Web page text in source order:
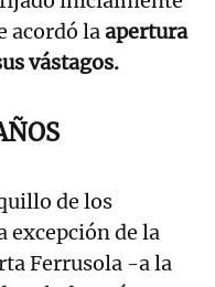
acordó laapertura
vástagos.
de los
excepción de la
Ferrusola -a la